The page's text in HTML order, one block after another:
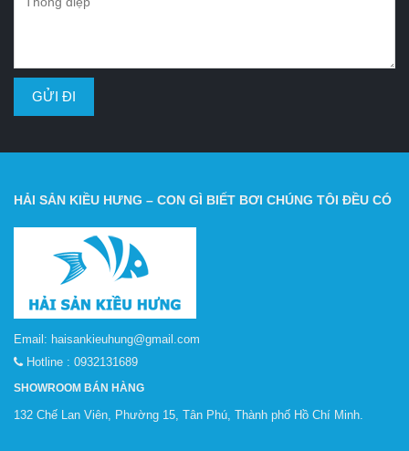
HẢI SẢN KIỀU HƯNG – CON GÌ BIẾT BƠI CHÚNG TÔI ĐỀU CÓ
Email: haisankieuhung@gmail.com
Hotline : 0932131689
SHOWROOM BÁN HÀNG
132 Chế Lan Viên, Phường 15, Tân Phú, Thành phố Hồ Chí Minh.